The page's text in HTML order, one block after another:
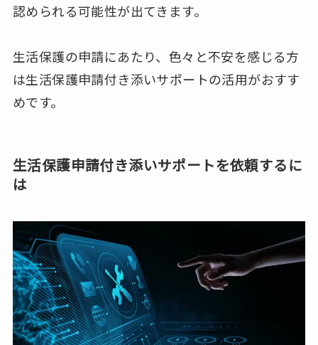
認められる可能性が出てきます。
生活保護の申請にあたり、色々と不安を感じる方
は生活保護申請付き添いサポートの活用がおすす
めです。
生活保護申請付き添いサポートを依頼するに
は